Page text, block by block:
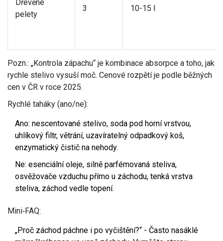
Dřevěné
pelety
3 10-15 l
Pozn.: „Kontrola zápachu“ je kombinace absorpce a toho, jak
rychle stelivo vysuší moč. Cenové rozpětí je podle běžných
cen v ČR v roce 2025.
Rychlé taháky (ano/ne):
Ano: nescentované stelivo, soda pod horní vrstvou,
uhlíkový filtr, větrání, uzavíratelný odpadkový koš,
enzymatický čistič na nehody.
Ne: esenciální oleje, silně parfémovaná steliva,
osvěžovače vzduchu přímo u záchodu, tenká vrstva
steliva, záchod vedle topení.
Mini‑FAQ:
„Proč záchod páchne i po vyčištění?“ - Často nasáklé